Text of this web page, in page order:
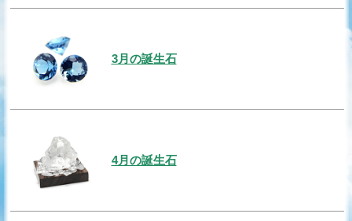
3月の誕生石
4月の誕生石